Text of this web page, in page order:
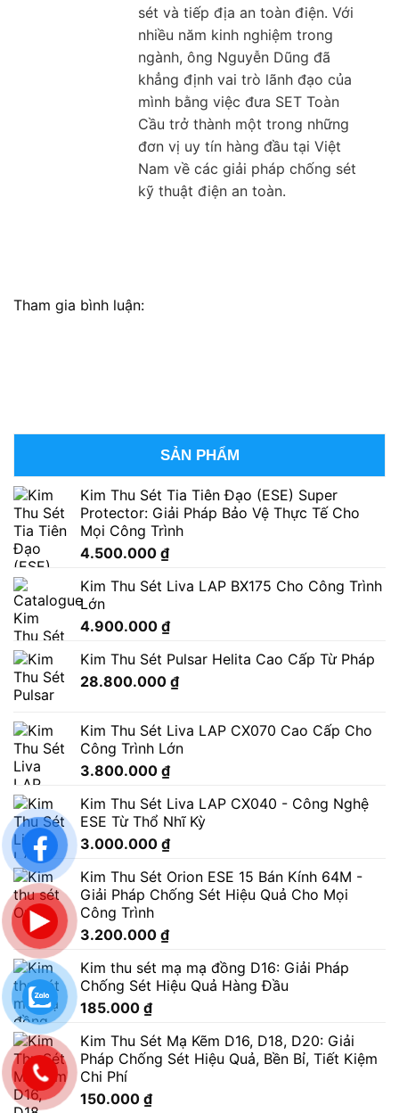
sét và tiếp địa an toàn điện. Với
nhiều năm kinh nghiệm trong
ngành, ông Nguyễn Dũng đã
khẳng định vai trò lãnh đạo của
mình bằng việc đưa SET Toàn
Cầu trở thành một trong những
đơn vị uy tín hàng đầu tại Việt
Nam về các giải pháp chống sét
kỹ thuật điện an toàn.
Tham gia bình luận:
SẢN PHẨM
Kim Thu Sét Tia Tiên Đạo (ESE) Super
Protector: Giải Pháp Bảo Vệ Thực Tế Cho
Mọi Công Trình
4.500.000 ₫
Kim Thu Sét Liva LAP BX175 Cho Công Trình
Lớn
4.900.000 ₫
Kim Thu Sét Pulsar Helita Cao Cấp Từ Pháp
28.800.000 ₫
Kim Thu Sét Liva LAP CX070 Cao Cấp Cho
Công Trình Lớn
3.800.000 ₫
Kim Thu Sét Liva LAP CX040 - Công Nghệ
ESE Từ Thổ Nhĩ Kỳ
3.000.000 ₫
Kim Thu Sét Orion ESE 15 Bán Kính 64M -
Giải Pháp Chống Sét Hiệu Quả Cho Mọi
Công Trình
3.200.000 ₫
Kim thu sét mạ mạ đồng D16: Giải Pháp
Chống Sét Hiệu Quả Hàng Đầu
185.000 ₫
Kim Thu Sét Mạ Kẽm D16, D18, D20: Giải
Pháp Chống Sét Hiệu Quả, Bền Bỉ, Tiết Kiệm
Chi Phí
150.000 ₫